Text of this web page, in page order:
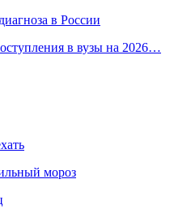
в России
в вузы на 2026…
мороз